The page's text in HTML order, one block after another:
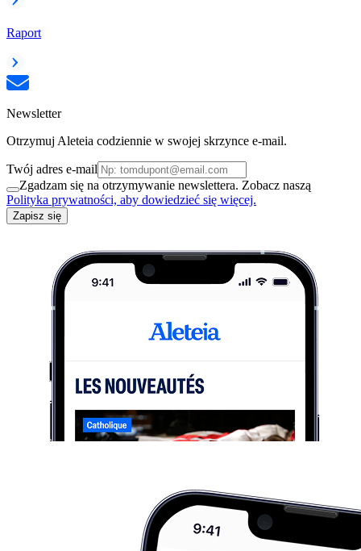
Raport
Newsletter
Otrzymuj Aleteia codziennie w swojej skrzynce e-mail.
Twój adres e-mail
Zgadzam się na otrzymywanie newslettera. Zobacz naszą
Polityka prywatności, aby dowiedzieć się więcej.
Zapisz się